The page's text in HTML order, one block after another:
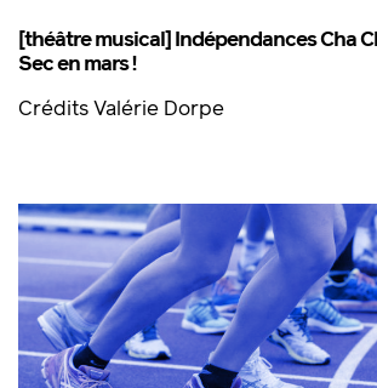
[théâtre musical] Indépendances Cha
Sec en mars !
Crédits Valérie Dorpe